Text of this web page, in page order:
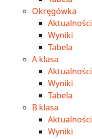
Okręgówka
Aktualności
Wyniki
Tabela
A klasa
Aktualności
Wyniki
Tabela
B klasa
Aktualności
Wyniki